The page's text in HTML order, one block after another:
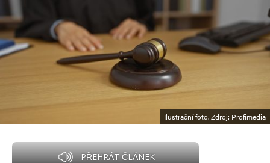
Ilustrační foto. Zdroj: Profimedia
PŘEHRÁT ČLÁNEK